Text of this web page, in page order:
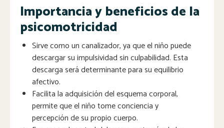
Importancia y beneficios de la
psicomotricidad
Sirve como un canalizador, ya que el niño puede
descargar su impulsividad sin culpabilidad. Esta
descarga será determinante para su equilibrio
afectivo.
Facilita la adquisición del esquema corporal,
permite que el niño tome conciencia y
percepción de su propio cuerpo.